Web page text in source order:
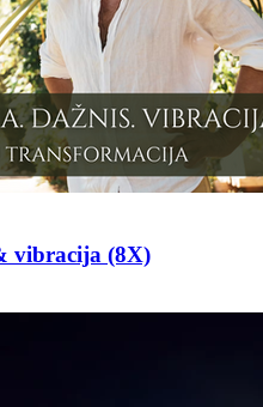
vibracija (8X)